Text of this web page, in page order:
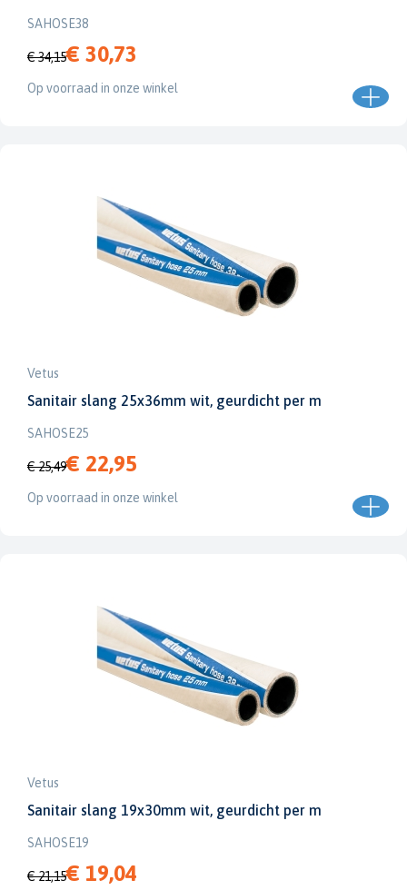
SAHOSE38
€ 34,15€ 30,73
Op voorraad in onze winkel
Vetus
Sanitair slang 25x36mm wit, geurdicht per m
SAHOSE25
€ 25,49€ 22,95
Op voorraad in onze winkel
Vetus
Sanitair slang 19x30mm wit, geurdicht per m
SAHOSE19
€ 21,15€ 19,04